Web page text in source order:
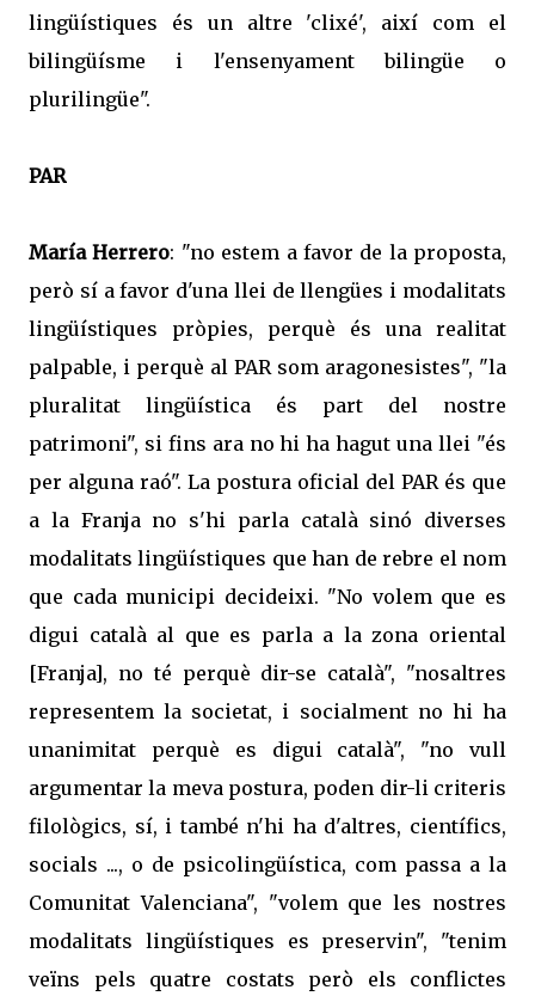
lingüístiques és un altre 'clixé', així com el
bilingüísme i l'ensenyament bilingüe o
plurilingüe".
PAR
María Herrero: "no estem a favor de la proposta,
però sí a favor d'una llei de llengües i modalitats
lingüístiques pròpies, perquè és una realitat
palpable, i perquè al PAR som aragonesistes", "la
pluralitat lingüística és part del nostre
patrimoni", si fins ara no hi ha hagut una llei "és
per alguna raó". La postura oficial del PAR és que
a la Franja no s'hi parla català sinó diverses
modalitats lingüístiques que han de rebre el nom
que cada municipi decideixi. "No volem que es
digui català al que es parla a la zona oriental
[Franja], no té perquè dir-se català", "nosaltres
representem la societat, i socialment no hi ha
unanimitat perquè es digui català", "no vull
argumentar la meva postura, poden dir-li criteris
filològics, sí, i també n'hi ha d'altres, científics,
socials ..., o de psicolingüística, com passa a la
Comunitat Valenciana", "volem que les nostres
modalitats lingüístiques es preservin", "tenim
veïns pels quatre costats però els conflictes